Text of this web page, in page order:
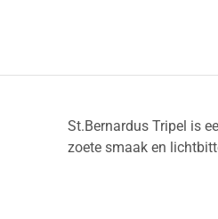
St.Bernardus Tripel is
zoete smaak en